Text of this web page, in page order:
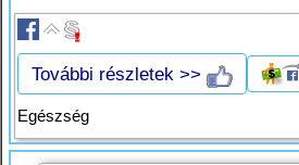
További részletek >>
Egészség